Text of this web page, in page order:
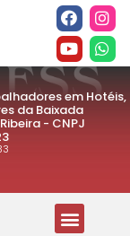
em Hotéis,
da Baixada
- CNPJ